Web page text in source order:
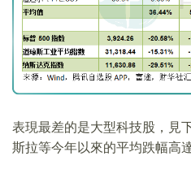
表現最差的是大型科技股，見
斯拉等今年以來的平均跌幅高